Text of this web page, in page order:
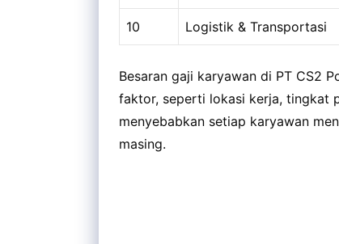
10 Logistik & Transportasi
Besaran gaji karyawan di PT CS2
faktor, seperti lokasi kerja, tingkat
menyebabkan setiap karyawan
masing.